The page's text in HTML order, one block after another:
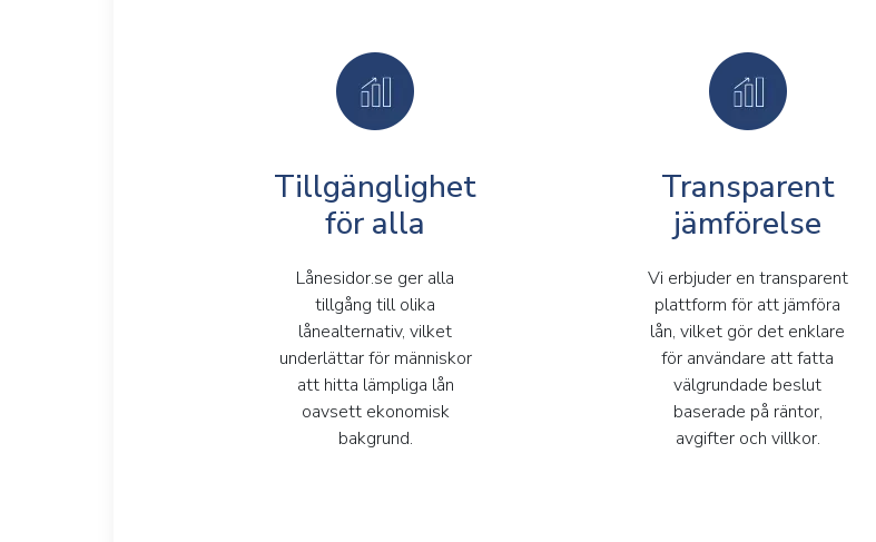
Tillgänglighet
för alla
Lånesidor.se ger alla
tillgång till olika
lånealternativ, vilket
underlättar för människor
att hitta lämpliga lån
oavsett ekonomisk
bakgrund.
Transparent
jämförelse
Vi erbjuder en transparent
plattform för att jämföra
lån, vilket gör det enklare
för användare att fatta
välgrundade beslut
baserade på räntor,
avgifter och villkor.